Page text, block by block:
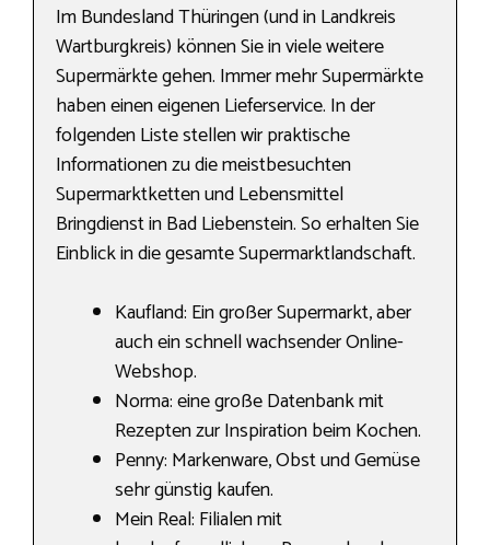
Im Bundesland Thüringen (und in Landkreis
Wartburgkreis) können Sie in viele weitere
Supermärkte gehen. Immer mehr Supermärkte
haben einen eigenen Lieferservice. In der
folgenden Liste stellen wir praktische
Informationen zu die meistbesuchten
Supermarktketten und Lebensmittel
Bringdienst in Bad Liebenstein. So erhalten Sie
Einblick in die gesamte Supermarktlandschaft.
Kaufland: Ein großer Supermarkt, aber
auch ein schnell wachsender Online-
Webshop.
Norma: eine große Datenbank mit
Rezepten zur Inspiration beim Kochen.
Penny: Markenware, Obst und Gemüse
sehr günstig kaufen.
Mein Real: Filialen mit